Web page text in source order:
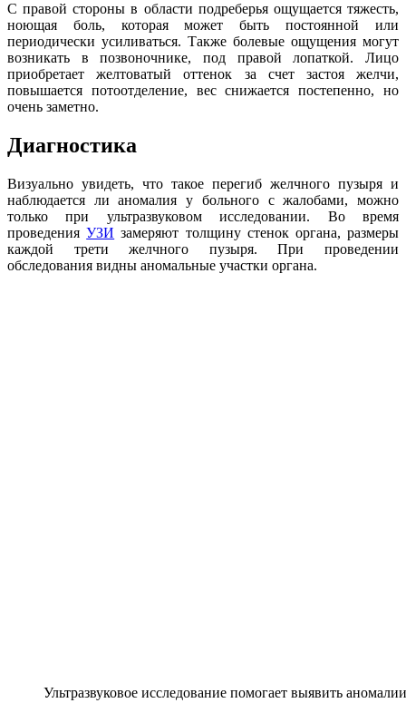
С правой стороны в области подреберья ощущается тяжесть,
ноющая боль, которая может быть постоянной или
периодически усиливаться. Также болевые ощущения могут
возникать в позвоночнике, под правой лопаткой. Лицо
приобретает желтоватый оттенок за счет застоя желчи,
повышается потоотделение, вес снижается постепенно, но
очень заметно.
Диагностика
Визуально увидеть, что такое перегиб желчного пузыря и
наблюдается ли аномалия у больного с жалобами, можно
только при ультразвуковом исследовании. Во время
проведенияУЗИ замеряют толщину стенок органа, размеры
каждой трети желчного пузыря. При проведении
обследования видны аномальные участки органа.
Ультразвуковое исследование помогает выявить